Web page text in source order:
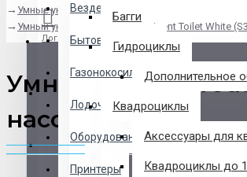
Везде
Бытовая техника
Газонокосилки
Лодочные Моторы
Оборудование
Принтеры
Логин
Регистрация
Закладки
Багги
Гидроциклы
Дополнительное
Квадроциклы
Аксессуары для
Квадроциклы до
Умные унитазы
Умный унитаз YouSmart Intelligent Toilet White
Умный унитаз
насосом